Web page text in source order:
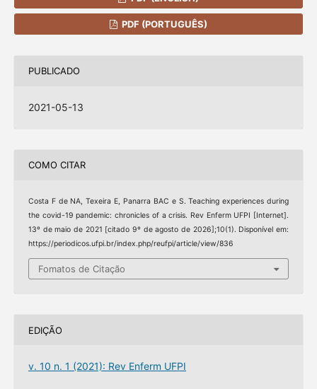
PDF (PORTUGUÊS)
PUBLICADO
2021-05-13
COMO CITAR
Costa F de NA, Texeira E, Panarra BAC e S. Teaching experiences during
the covid-19 pandemic: chronicles of a crisis. Rev Enferm UFPI [Internet].
13º de maio de 2021 [citado 9º de agosto de 2026];10(1). Disponível em:
https://periodicos.ufpi.br/index.php/reufpi/article/view/836
Fomatos de Citação
EDIÇÃO
v. 10 n. 1 (2021): Rev Enferm UFPI